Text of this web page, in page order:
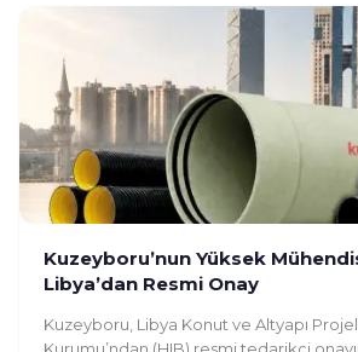
Kuzeyboru’nun Yüksek
Libya’dan Resmi Onay
Kuzeyboru, Libya Konut ve Altyapı
Kurumu’ndan (HIB) resmi tedarikçi